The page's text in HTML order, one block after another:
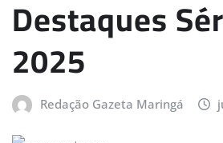
Destaques
2025
Redação Gazeta Maringá